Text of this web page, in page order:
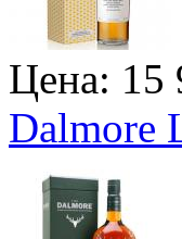
Цена: 15
Dalmore